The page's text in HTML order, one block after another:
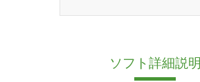
ソフト詳細説明